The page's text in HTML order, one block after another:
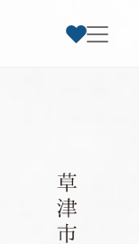
覧